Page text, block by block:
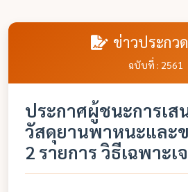
ข่าวประกว
ฉบับที่ : 2561
ประกาศผู้ชนะการเส
วัสดุยานพาหนะและ
2 รายการ วิธีเฉพาะเ